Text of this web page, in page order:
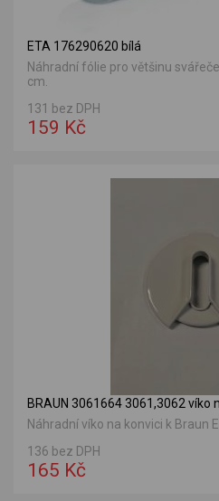
ETA 176290620 bílá
Náhradní fólie pro většinu
cm.
131 bez DPH
159 Kč
BRAUN 3061664 3061,3062 víko
Náhradní víko na konvici k Braun
136 bez DPH
165 Kč